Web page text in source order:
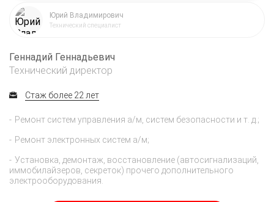
Юрий Владимирович
Технический специалист
Геннадий Геннадьевич
Технический директор
Стаж более 22 лет
Ремонт систем управления а/м, систем безопасности и т. д.;
Ремонт электронных систем а/м;
Установка, демонтаж, восстановление (автосигнализаций,
иммобилайзеров, секреток) прочего дополнительного
электрооборудования.